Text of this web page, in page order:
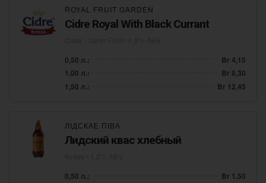
ROYAL FRUIT GARDEN
Cidre Royal With Black Currant
0,50 л.:
Br 4,15
1,00 л.:
Br 8,30
1,50 л.:
Br 12,45
ЛІДСКАЕ ПІВА
Лидский квас хлебный
0,50 л.:
Br 1,50